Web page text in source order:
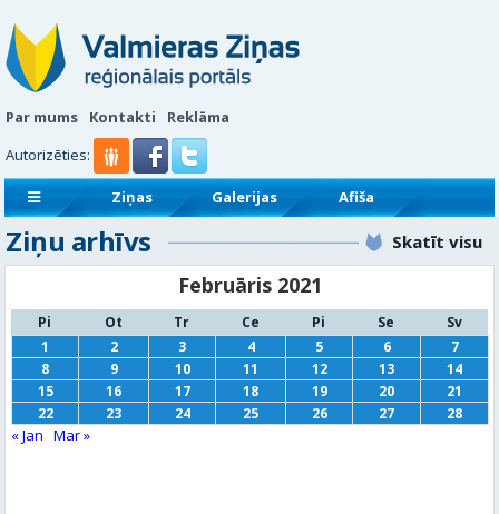
Par mums Kontakti
Reklāma
Autorizēties:
Ziņas Galerijas
Afiša
Sludinājumi
Reklāmraksti
Ziņu arhīvs Skatīt visu
Februāris 2021
Pi Ot Tr Ce Pi Se
Sv
1
2 3 4 5 6
7
8
9 10 11 12 13
14
15
16 17 18 19 20
21
22
23 24 25 26 27 28
« Jan Mar »